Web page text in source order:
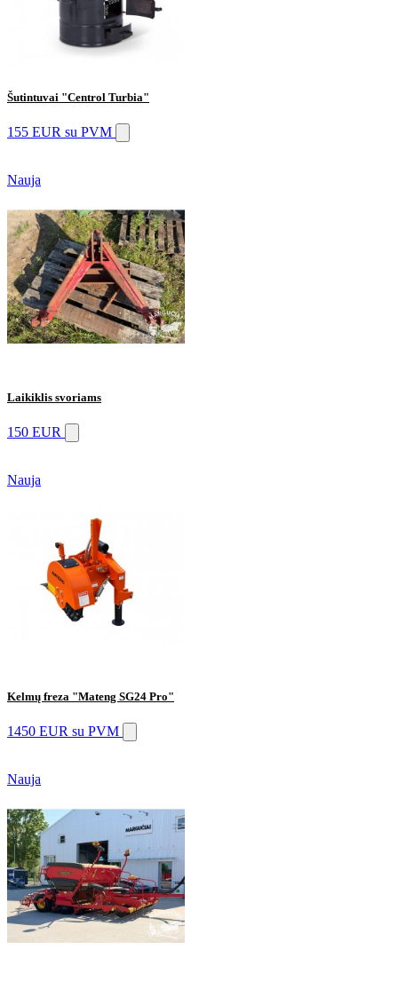
Šutintuvai "Centrol Turbia"
155 EUR su PVM
Nauja
Laikiklis svoriams
150 EUR
Nauja
Kelmų freza "Mateng SG24 Pro"
1450 EUR su PVM
Nauja